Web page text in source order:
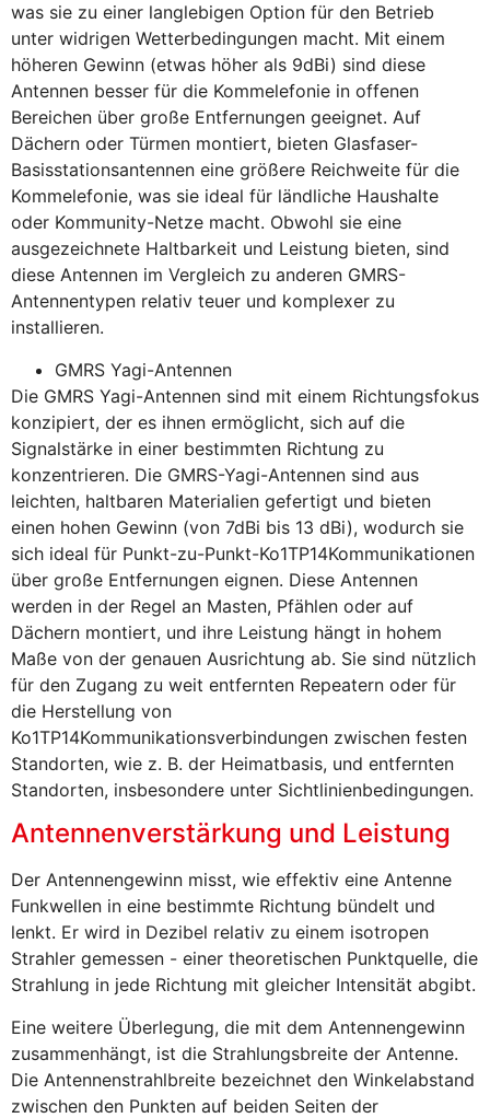
was sie zu einer langlebigen Option für den Betrieb
unter widrigen Wetterbedingungen macht. Mit einem
höheren Gewinn (etwas höher als 9dBi) sind diese
Antennen besser für die Kommelefonie in offenen
Bereichen über große Entfernungen geeignet. Auf
Dächern oder Türmen montiert, bieten Glasfaser-
Basisstationsantennen eine größere Reichweite für die
Kommelefonie, was sie ideal für ländliche Haushalte
oder Kommunity-Netze macht. Obwohl sie eine
ausgezeichnete Haltbarkeit und Leistung bieten, sind
diese Antennen im Vergleich zu anderen GMRS-
Antennentypen relativ teuer und komplexer zu
installieren.
GMRS Yagi-Antennen
Die GMRS Yagi-Antennen sind mit einem Richtungsfokus
konzipiert, der es ihnen ermöglicht, sich auf die
Signalstärke in einer bestimmten Richtung zu
konzentrieren. Die GMRS-Yagi-Antennen sind aus
leichten, haltbaren Materialien gefertigt und bieten
einen hohen Gewinn (von 7dBi bis 13 dBi), wodurch sie
sich ideal für Punkt-zu-Punkt-Ko1TP14Kommunikationen
über große Entfernungen eignen. Diese Antennen
werden in der Regel an Masten, Pfählen oder auf
Dächern montiert, und ihre Leistung hängt in hohem
Maße von der genauen Ausrichtung ab. Sie sind nützlich
für den Zugang zu weit entfernten Repeatern oder für
die Herstellung von
Ko1TP14Kommunikationsverbindungen zwischen festen
Standorten, wie z. B. der Heimatbasis, und entfernten
Standorten, insbesondere unter Sichtlinienbedingungen.
Antennenverstärkung und Leistung
Der Antennengewinn misst, wie effektiv eine Antenne
Funkwellen in eine bestimmte Richtung bündelt und
lenkt. Er wird in Dezibel relativ zu einem isotropen
Strahler gemessen - einer theoretischen Punktquelle, die
Strahlung in jede Richtung mit gleicher Intensität abgibt.
Eine weitere Überlegung, die mit dem Antennengewinn
zusammenhängt, ist die Strahlungsbreite der Antenne.
Die Antennenstrahlbreite bezeichnet den Winkelabstand
zwischen den Punkten auf beiden Seiten der